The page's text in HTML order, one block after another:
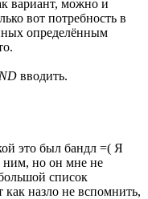
вариант, можно и
вот потребность в
определённым
вводить.
это был бандл =( Я
ним, но он мне не
список
назло не вспомнить,